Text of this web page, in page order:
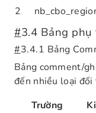
2
#3.4 Bảng phụ
#3.4.1 Bảng
Bảng comment/
đến nhiều loại
Trường